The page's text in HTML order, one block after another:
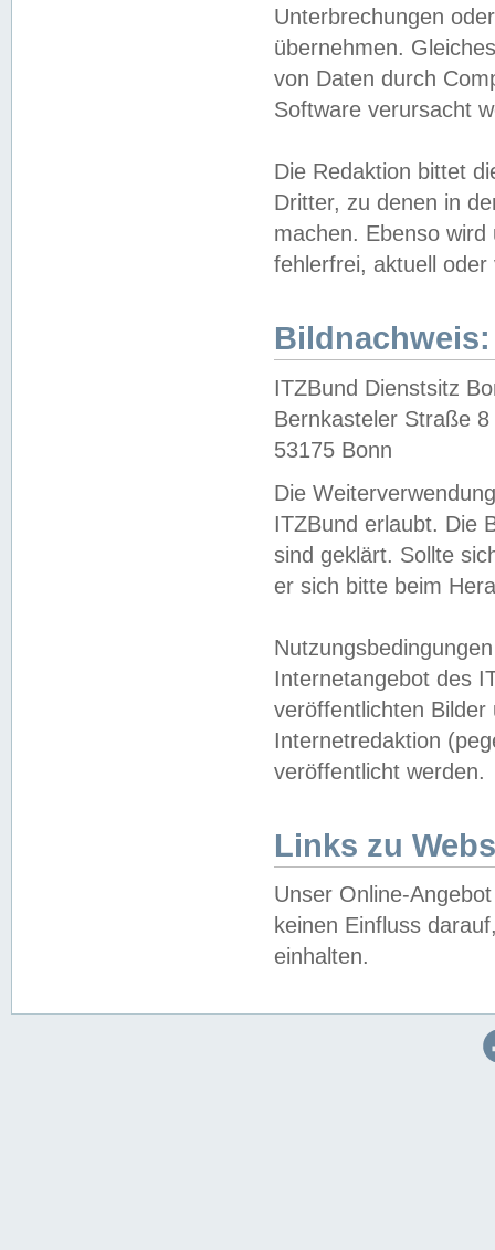
Unterbrechungen
übernehmen.
von Daten durch
Software verursacht
Die Redaktion bittet
Dritter, zu denen in
machen. Ebenso
fehlerfrei, aktuell oder
Bildnachweis:
ITZBund Dienstsitz
Bernkasteler Straße 8
53175 Bonn
Die
ITZBund erlaubt. Die
sind geklärt. Sollte
er sich bitte beim
Internetangebot des
veröffentlichten
Internetredaktion
veröffentlicht werden.
Links zu
Unser Online-
keinen Einfluss
einhalten.